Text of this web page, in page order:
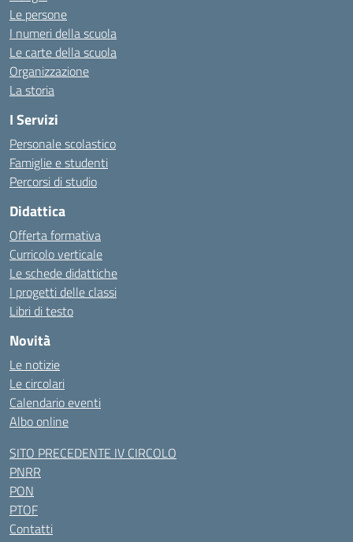
Le persone
I numeri della scuola
Le carte della scuola
Organizzazione
La storia
I Servizi
Personale scolastico
Famiglie e studenti
Percorsi di studio
Didattica
Offerta formativa
Curricolo verticale
Le schede didattiche
I progetti delle classi
Libri di testo
Novità
Le notizie
Le circolari
Calendario eventi
Albo online
SITO PRECEDENTE IV CIRCOLO
PNRR
PON
PTOF
Contatti